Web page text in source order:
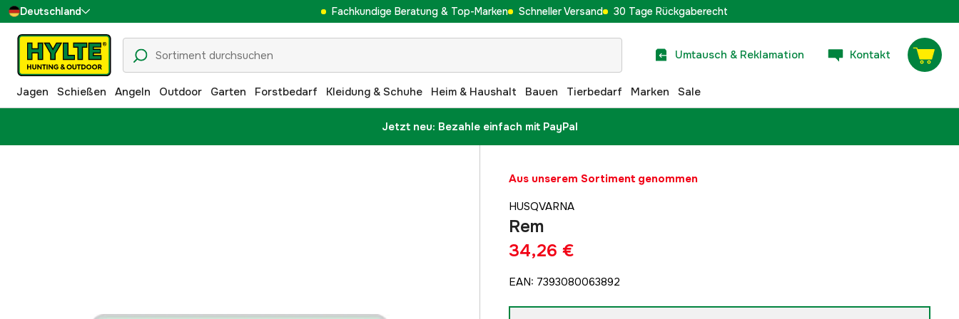
Deutschland
Sverige
Danmark
Suomi
Fachkundige Beratung & Top-Marken Schneller Versand 30 Tage Rückgaberecht
Umtausch & Reklamation Kontakt
Jagen Schießen Angeln Outdoor Garten Forstbedarf Kleidung & Schuhe Heim & Haushalt Bauen Tierbedarf Marken Sale
Jetzt neu: Bezahle einfach mit PayPal
Aus unserem Sortiment genommen
HUSQVARNA
Rem
34,26 €
EAN: 7393080063892